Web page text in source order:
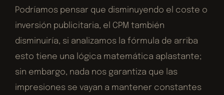
Podríamos pensar que disminuyendo el coste o
inversión publicitaria, el CPM también
disminuiría, si analizamos la fórmula de arriba
esto tiene una lógica matemática aplastante;
sin embargo, nada nos garantiza que las
impresiones se vayan a mantener constantes